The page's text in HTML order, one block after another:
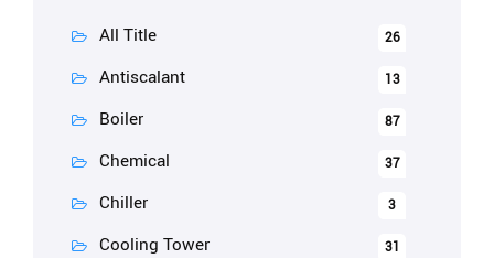
All Title 26
Antiscalant 13
Boiler 87
Chemical 37
Chiller 3
Cooling Tower 31